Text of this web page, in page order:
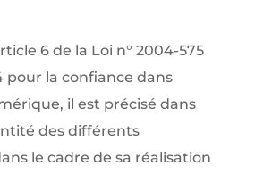
6 de la Loi n° 2004-575
pour la confiance dans
il est précisé dans
des différents
le cadre de sa réalisation